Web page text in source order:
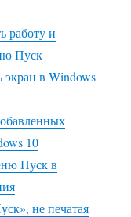
работу и
Пуск
в Windows
10
Пуск в
не печатая